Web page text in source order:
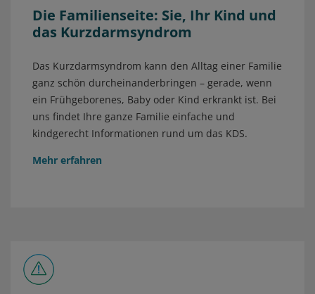
Die Familienseite: Sie, Ihr Kind und
das Kurzdarmsyndrom
Das Kurzdarmsyndrom kann den Alltag einer Familie
ganz schön durcheinanderbringen – gerade, wenn
ein Frühgeborenes, Baby oder Kind erkrankt ist. Bei
uns findet Ihre ganze Familie einfache und
kindgerecht Informationen rund um das KDS.
Mehr erfahren